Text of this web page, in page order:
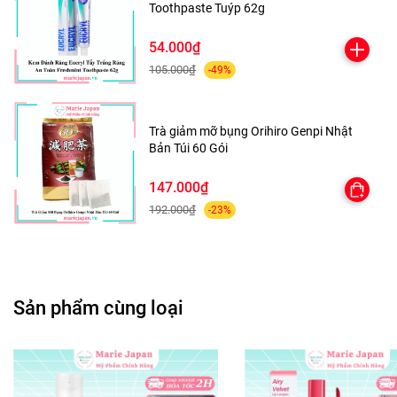
✅---MARIE JAPAN CAM KẾT---✅
chuẩn về chất lượng và an toàn.
🌸 Luôn sẵn sàng giải đáp mọi thắc mắc về sản phẩm
Toothpaste Tuýp 62g
54.000₫
105.000₫ -49%
Trà giảm mỡ bụng Orihiro Genpi Nhật
Bản Túi 60 Gói
147.000₫
192.000₫ -23%
Sản phẩm cùng loại